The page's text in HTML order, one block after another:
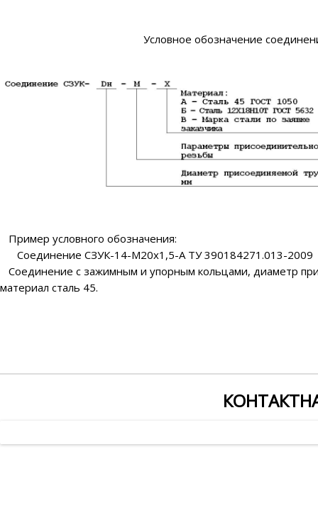
Условное обозначение
Пример условного обозначения:
Соединение СЗУК-14-М20х1,5-А ТУ 390184271.013-2009
Соединение с зажимным и упорным кольцами, диаметр
материал сталь 45.